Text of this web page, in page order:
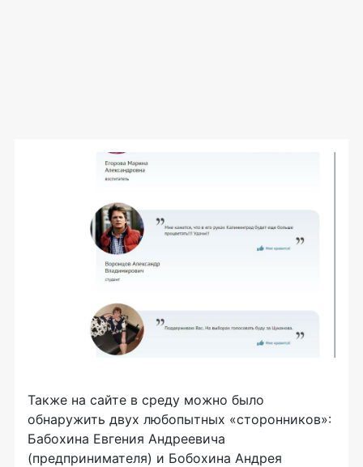
Также на сайте в среду можно было
обнаружить двух любопытных «сторонников»:
Бабохина Евгения Андреевича
(предпринимателя) и Бобохина Андрея